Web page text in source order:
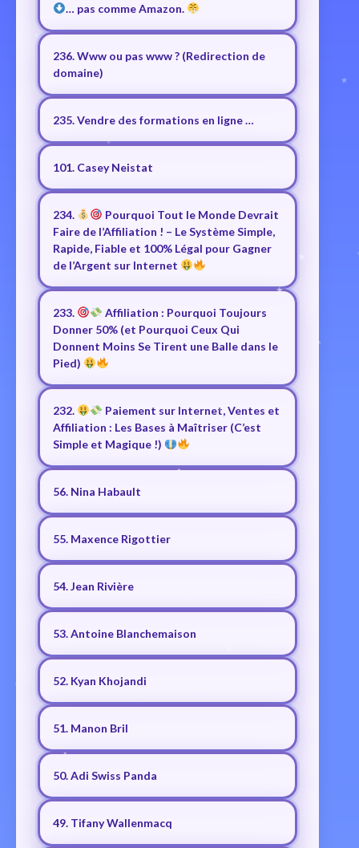
… pas comme Amazon.
236. Www ou pas www ? (Redirection de
domaine)
235. Vendre des formations en ligne …
101. Casey Neistat
234.
Pourquoi Tout le Monde Devrait
Faire de l’Affiliation ! – Le Système Simple,
Rapide, Fiable et 100% Légal pour Gagner
de l’Argent sur Internet
233.
Affiliation : Pourquoi Toujours
Donner 50% (et Pourquoi Ceux Qui
Donnent Moins Se Tirent une Balle dans le
Pied)
232.
Paiement sur Internet, Ventes et
Affiliation : Les Bases à Maîtriser (C’est
Simple et Magique !)
56. Nina Habault
55. Maxence Rigottier
54. Jean Rivière
53. Antoine Blanchemaison
52. Kyan Khojandi
51. Manon Bril
50. Adi Swiss Panda
49. Tifany Wallenmacq